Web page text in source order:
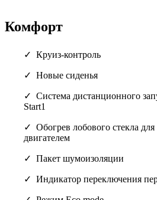
Комфорт
Круиз-контроль
Новые сиденья
Система дистанционного
Start1
Обогрев лобового стекла
двигателем
Пакет шумоизоляции
Индикатор переключения